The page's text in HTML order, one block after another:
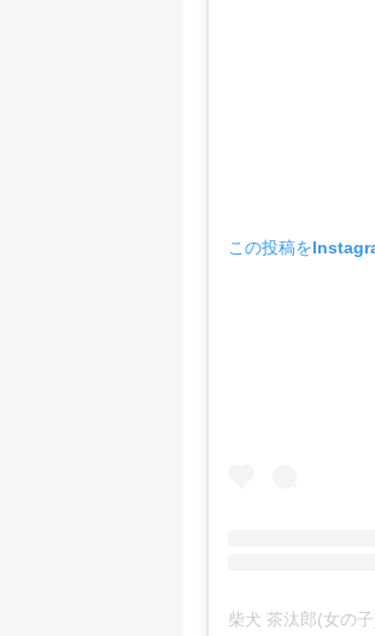
この投稿を
柴犬 茶汰郎(女の